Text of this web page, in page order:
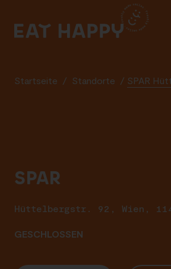
MAIN
Startseite / Standorte / SPAR
SPAR
Hüttelbergstr. 92, Wien,
GESCHLOSSEN